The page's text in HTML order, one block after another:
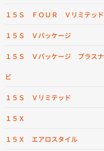
１５Ｓ ＦＯＵＲ Ｖリミテッド
１５Ｓ Ｖパッケージ
１５Ｓ Ｖパッケージ プラスナ
ビ
１５Ｓ Ｖリミテッド
１５Ｘ
１５Ｘ エアロスタイル